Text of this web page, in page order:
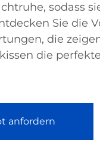
sodass
Sie die
die
die
anfordern